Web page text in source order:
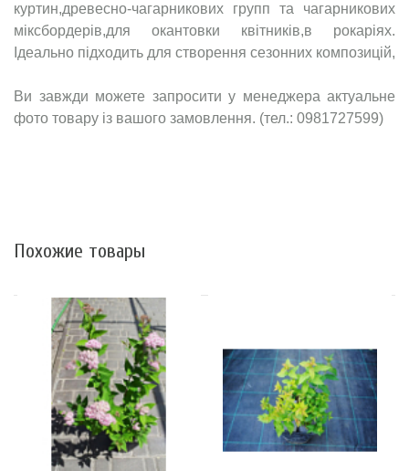
куртин,древесно-чагарникових групп та чагарникових
міксбордерів,для окантовки квітників,в рокаріях.
Ідеально підходить для створення сезонних композицій,
Ви завжди можете запросити у менеджера актуальне
фото товару із вашого замовлення. (тел.: 0981727599)
Похожие товары